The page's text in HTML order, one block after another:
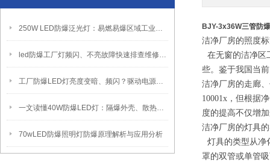
250W LED防爆泛光灯：易燃易爆区域工业固定照明装置
led防爆工厂灯频闪、不亮故障快速排查维修方法
工厂防爆LED灯亮度变暗、频闪？驱动电源故障检修方法
一文读懂40W防爆LED灯：隔爆外壳、散热、防爆认证原理
70wLED防爆照明灯防爆原理解析与应用分析
BJY-3x36W三管防
洁净厂房的照度
在无窗的洁净区
些。鉴于我国当
洁净厂房的走廊
10001x ，但根据
度的提高不仅增
洁净厂房的灯具
灯具的类型从净
罩的双管或单管